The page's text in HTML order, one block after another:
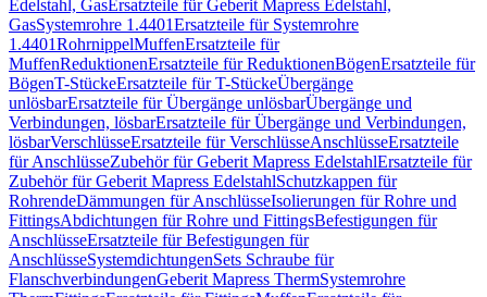
Edelstahl, GasErsatzteile für Geberit Mapress Edelstahl,
GasSystemrohre 1.4401Ersatzteile für Systemrohre
1.4401RohrnippelMuffenErsatzteile für
MuffenReduktionenErsatzteile für ReduktionenBögenErsatzteile für
BögenT-StückeErsatzteile für T-StückeÜbergänge
unlösbarErsatzteile für Übergänge unlösbarÜbergänge und
Verbindungen, lösbarErsatzteile für Übergänge und Verbindungen,
lösbarVerschlüsseErsatzteile für VerschlüsseAnschlüsseErsatzteile
für AnschlüsseZubehör für Geberit Mapress EdelstahlErsatzteile für
Zubehör für Geberit Mapress EdelstahlSchutzkappen für
RohrendeDämmungen für AnschlüsseIsolierungen für Rohre und
FittingsAbdichtungen für Rohre und FittingsBefestigungen für
AnschlüsseErsatzteile für Befestigungen für
AnschlüsseSystemdichtungenSets Schraube für
FlanschverbindungenGeberit Mapress ThermSystemrohre